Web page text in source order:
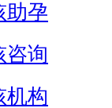
助孕
咨询
机构